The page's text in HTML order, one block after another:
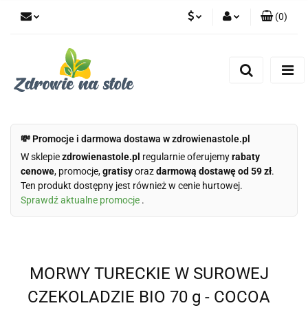
(0)
💸 Promocje i darmowa dostawa w zdrowienastole.pl
W sklepiezdrowienastole.pl regularnie oferujemyrabaty
cenowe, promocje,gratisyorazdarmową dostawę od 59 zł.
Ten produkt dostępny jest również w cenie hurtowej.
Sprawdź aktualne promocje .
MORWY TURECKIE W SUROWEJ
CZEKOLADZIE BIO 70 g - COCOA